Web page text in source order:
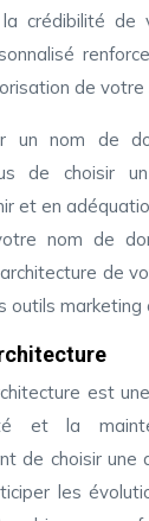
crédibilité de
de
un nom de
de choisir
et en
nom de
de
outils marketing
est
et la
de choisir une
les